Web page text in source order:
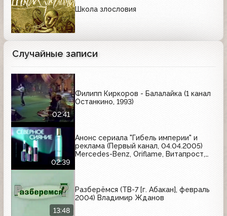
Школа злословия
Случайные записи
02:41
Филипп Киркоров - Балалайка (1 канал
Останкино, 1993)
02:39
Анонс сериала "Гибель империи" и
реклама (Первый канал, 04.04.2005)
Mercedes-Benz, Oriflame, Витапрост,
13:48
Разберёмся (ТВ-7 [г. Абакан], февраль
2004) Владимир Жданов